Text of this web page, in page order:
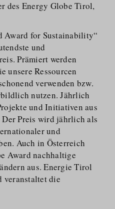
des Energy Globe Tirol,
Award for Sustainability“
und
Prämiert werden
unsere Ressourcen
verwenden bzw.
nutzen. Jährlich
und Initiativen aus
Preis wird jährlich als
und
Auch in Österreich
Award nachhaltige
aus. Energie Tirol
veranstaltet die